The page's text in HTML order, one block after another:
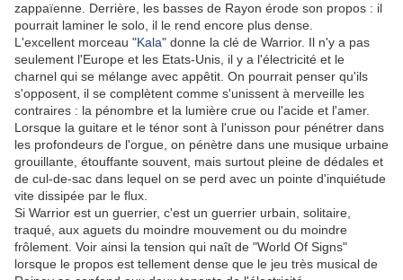
zappaïenne. Derrière, les basses de Rayon érode son propos : il
pourrait laminer le solo, il le rend encore plus dense.
L'excellent morceau "Kala" donne la clé de Warrior. Il n'y a pas
seulement l'Europe et les Etats-Unis, il y a l'électricité et le
charnel qui se mélange avec appêtit. On pourrait penser qu'ils
s'opposent, il se complètent comme s'unissent à merveille les
contraires : la pénombre et la lumière crue ou l'acide et l'amer.
Lorsque la guitare et le ténor sont à l'unisson pour pénétrer dans
les profondeurs de l'orgue, on pénètre dans une musique urbaine
grouillante, étouffante souvent, mais surtout pleine de dédales et
de cul-de-sac dans lequel on se perd avec un pointe d'inquiétude
vite dissipée par le flux.
Si Warrior est un guerrier, c'est un guerrier urbain, solitaire,
traqué, aux aguets du moindre mouvement ou du moindre
frôlement. Voir ainsi la tension qui naît de "World Of Signs"
lorsque le propos est tellement dense que le jeu très musical de